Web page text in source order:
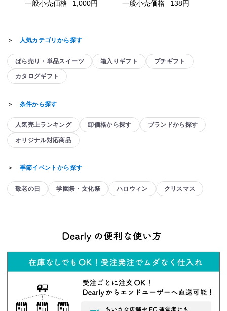
一般小売価格 1,000円 一般小売価格 138円
＞ 人気カテゴリから探す
ばら売り・単品スイーツ 箱入りギフト プチギフト
カタログギフト
＞ 条件から探す
人気売上ランキング 卸価格から探す ブランドから探す
オリジナル対応商品
＞ 季節イベントから探す
敬老の日 学園祭・文化祭 ハロウィン クリスマス